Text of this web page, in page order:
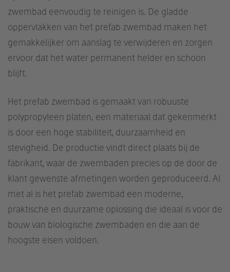
zwembad eenvoudig te reinigen is. De gladde
oppervlakken van het prefab zwembad maken het
gemakkelijker om aanslag te verwijderen en zorgen
ervoor dat het water permanent helder en schoon
blijft.
Het prefab zwembad is gemaakt van robuuste
polypropyleen platen, een materiaal dat gekenmerkt
is door een hoge stabiliteit, duurzaamheid en
stevigheid. De productie vindt direct plaats bij de
fabrikant, waar de zwembaden precies op de door de
klant gewenste afmetingen worden geproduceerd. Al
met al is het prefab zwembad een moderne,
praktische en duurzame oplossing die ideaal is voor de
bouw van biologische zwembaden en die aan de
hoogste eisen voldoen.